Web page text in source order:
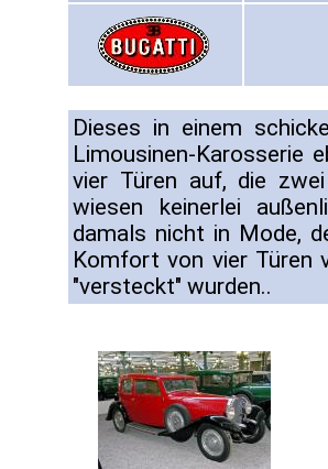
Dieses in einem
Limousinen-Karosserie
vier Türen auf, die
wiesen keinerlei
damals nicht in Mode,
Komfort von vier Türen
"versteckt" wurden..